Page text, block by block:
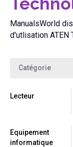
ManualsWorld
d'utlisation ATEN
Catégorie
Lecteur
Equipement
informatique